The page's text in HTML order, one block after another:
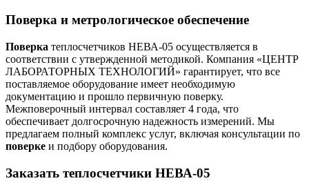
Поверка и метрологическое обеспечение
Поверка теплосчетчиков НЕВА-05 осуществляется в
соответствии с утвержденной методикой. Компания «ЦЕНТР
ЛАБОРАТОРНЫХ ТЕХНОЛОГИЙ» гарантирует, что все
поставляемое оборудование имеет необходимую
документацию и прошло первичную поверку.
Межповерочный интервал составляет 4 года, что
обеспечивает долгосрочную надежность измерений. Мы
предлагаем полный комплекс услуг, включая консультации по
поверке и подбору оборудования.
Заказать теплосчетчики НЕВА-05